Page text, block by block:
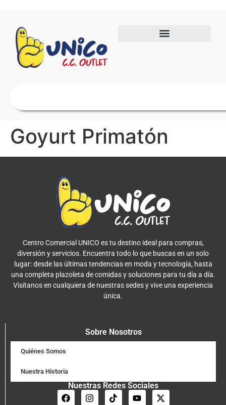
Goyurt Primatón
Centro Comercial UNICO es tu destino ideal para compras,
diversión y servicios. Encuentra todo lo que buscas en un solo
lugar: desde las últimas tendencias en moda y tecnología, hasta
una completa plazoleta de comidas y soluciones para tu día a día.
Visítanos en cualquiera de nuestras sedes y vive una experiencia
única.
Sobre Nosotros
Quiénes Somos
Nuestra Historia
Nuestras Redes Sociales